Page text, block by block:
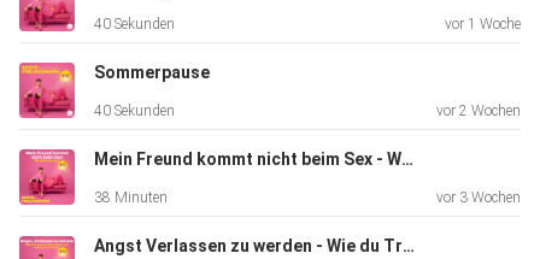
40 Sekunden vor 1 Woche
Sommerpause
40 Sekunden vor 2 Wochen
Mein Freund kommt nicht beim Sex - Was kann ich tun?
38 Minuten vor 3 Wochen
Angst Verlassen zu werden - Wie du Trennung überwindest und emotional abschließt